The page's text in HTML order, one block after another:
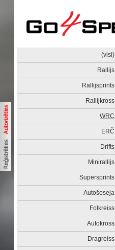
(visi)
Rallijs
Rallijsprints
Rallijkross
WRC
ERČ
Drifts
Minirallijs
Supersprints
Autošoseja
Folkreiss
Autokross
Dragreiss